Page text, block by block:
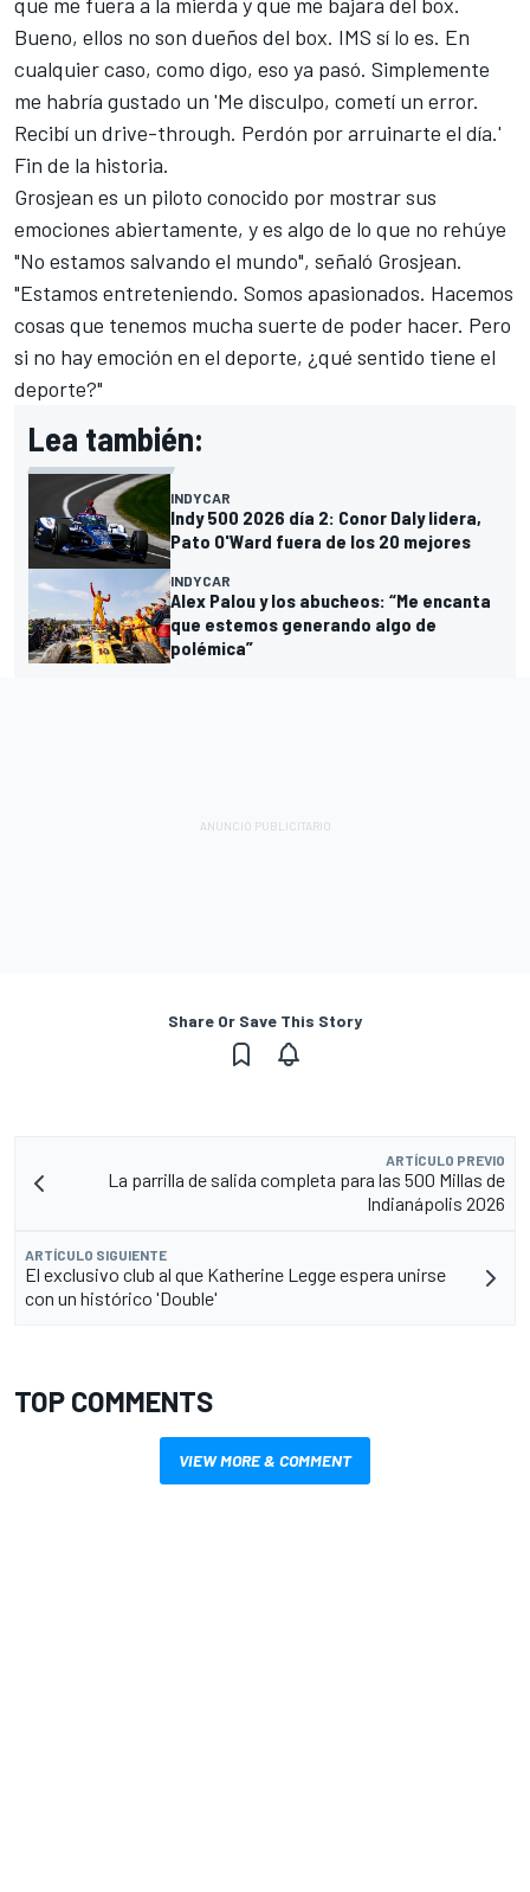
Bueno, ellos no son dueños del box. IMS sí lo es. En
cualquier caso, como digo, eso ya pasó. Simplemente
me habría gustado un 'Me disculpo, cometí un error.
Recibí un drive-through. Perdón por arruinarte el día.'
Fin de la historia.
Grosjean es un piloto conocido por mostrar sus
emociones abiertamente, y es algo de lo que no rehúye
"No estamos salvando el mundo", señaló Grosjean.
"Estamos entreteniendo. Somos apasionados. Hacemos
cosas que tenemos mucha suerte de poder hacer. Pero
si no hay emoción en el deporte, ¿qué sentido tiene el
deporte?"
Lea también:
INDYCAR
Indy 500 2026 día 2: Conor Daly lidera,
Pato O'Ward fuera de los 20 mejores
INDYCAR
Alex Palou y los abucheos: “Me encanta
que estemos generando algo de
polémica”
Share Or Save This Story
ARTÍCULO PREVIO
La parrilla de salida completa para las 500 Millas de
Indianápolis 2026
ARTÍCULO SIGUIENTE
El exclusivo club al que Katherine Legge espera unirse
con un histórico 'Double'
TOP COMMENTS
VIEW MORE & COMMENT